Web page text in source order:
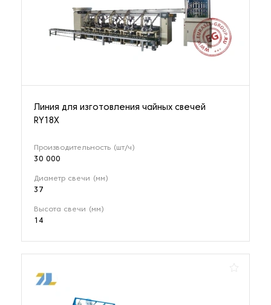
Линия для изготовления чайных свечей
RY18X
Производительность (шт/ч)
30 000
Диаметр свечи (мм)
37
Высота свечи (мм)
14